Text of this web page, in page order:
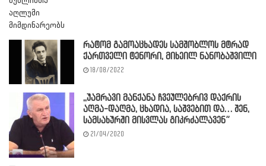
რატომ გამოაცხადეს სამშობლოს მტრად
ქართველი ტენორი, მიხეილ ნანობაშვილი
18/08/2022
,,უამრავი მანქანა ჩვეულებრივ დაქრის
აღმა-დაღმა, ცხადია, საშვებით და… შენ,
სამსახურში მისვლას გიკრძალავენ”
21/04/2020